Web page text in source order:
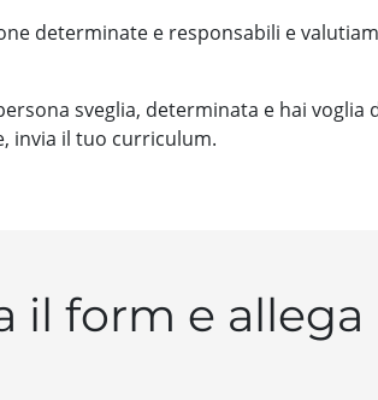
determinate e responsabili e
sveglia, determinata e hai voglia
invia il tuo curriculum.
il form e